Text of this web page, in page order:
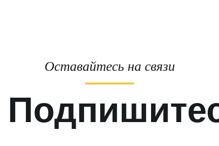
Оставайтесь на связи